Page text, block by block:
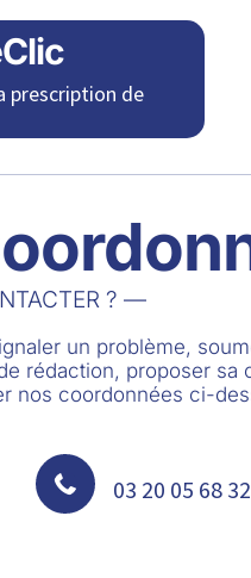
prescription de
? —
un problème,
rédaction, proposer sa
nos coordonnées ci-
 03 20 05 68 32